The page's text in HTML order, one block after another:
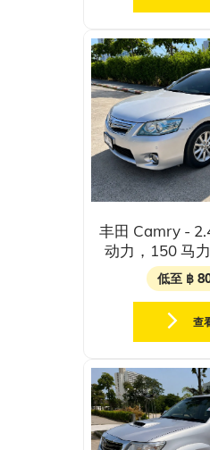
丰田 Camry -
动力，150 马
低至 ฿
查